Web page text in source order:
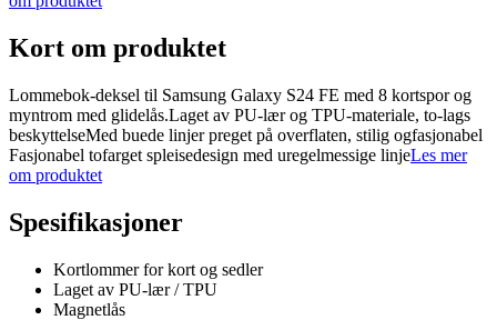
Kort om produktet
Lommebok-deksel til Samsung Galaxy S24 FE med 8 kortspor og
myntrom med glidelås.Laget av PU-lær og TPU-materiale, to-lags
beskyttelseMed buede linjer preget på overflaten, stilig ogfasjonabel
Fasjonabel tofarget spleisedesign med uregelmessige linjeLes mer
om produktet
Spesifikasjoner
Kortlommer for kort og sedler
Laget av PU-lær / TPU
Magnetlås